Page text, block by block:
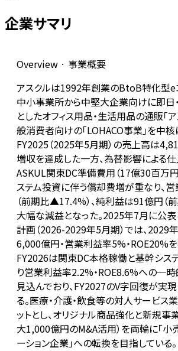
企業サマリ
Overview · 事業概要
アスクルは1992年創業のBtoB特化型e
中小事業所から中堅大企業向けに即日
としたオフィス用品・生活用品の通販「
般消費者向けの「LOHACO事業」を中核
FY2025（2025年5月期）の売上高は
増収を達成した一方、為替影響による
ASKUL関東DC準備費用（17億30百万
ステム投資に伴う償却費増が重なり、
（前期比▲17.4%）、純利益は91億円（
大幅な減益となった。2025年7月に公
計画（2026-2029年5月期）では、2029
6,000億円・営業利益率5%・ROE20%
FY2026は関東DC本格稼働と基幹シス
り営業利益率2.2%・ROE8.6%への一
見込んでおり、FY2027のV字回復が実
る。医療・介護・飲食等の対人サービス
ットとし、オリジナル商品強化と新規事
大1,000億円のM&A活用）を両輪に「小
ーション企業」への転換を目指している。